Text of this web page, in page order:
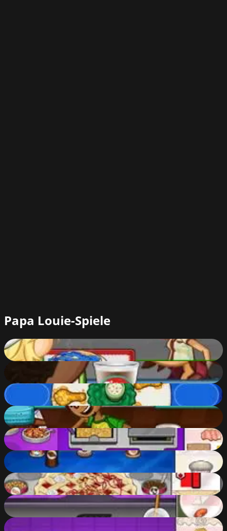
Papa Louie-Spiele
Papa's Pancakeria
60%
Papa's Hot Doggeria
68
Papa's Wingeria
51
Papa's Donuteria
60%
Papa's Cheeseria
60%
Papa's Cupcakeria
69
Papa's Bakeria
69%
Papa's Sushiria
69%
Papa's Pastaria